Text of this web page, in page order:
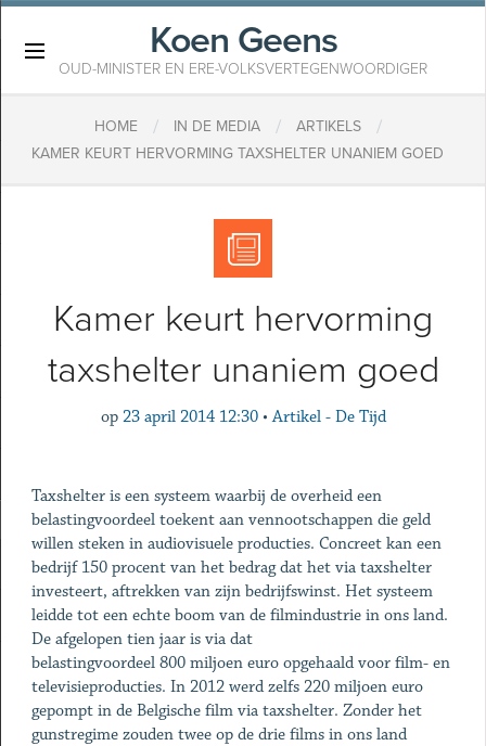
Koen Geens
OUD-MINISTER EN ERE-VOLKSVERTEGENWOORDIGER
HOME / IN DE MEDIA / ARTIKELS /
KAMER KEURT HERVORMING TAXSHELTER UNANIEM GOED
Kamer keurt hervorming
taxshelter unaniem goed
op 23 april 2014 12:30 • Artikel - De Tijd
Taxshelter is een systeem waarbij de overheid een
belastingvoordeel toekent aan vennootschappen die geld
willen steken in audiovisuele producties. Concreet kan een
bedrijf 150 procent van het bedrag dat het via taxshelter
investeert, aftrekken van zijn bedrijfswinst. Het systeem
leidde tot een echte boom van de filmindustrie in ons land.
De afgelopen tien jaar is via dat
belastingvoordeel 800 miljoen euro opgehaald voor film- en
televisieproducties. In 2012 werd zelfs 220 miljoen euro
gepompt in de Belgische film via taxshelter. Zonder het
gunstregime zouden twee op de drie films in ons land